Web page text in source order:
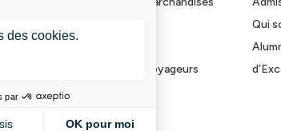
Transport de Voyageurs
Qui